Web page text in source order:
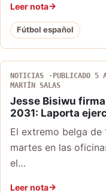
Leer nota
Fútbol español
NOTICIAS PUBLICADO 5
MARTÍN SALAS
Jesse Bisiwu
2031: Laporta
El extremo belga de
martes en las
el…
Leer nota